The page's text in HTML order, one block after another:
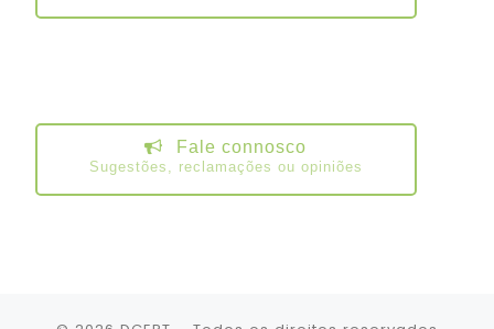
Fale connosco
Sugestões, reclamações ou opiniões